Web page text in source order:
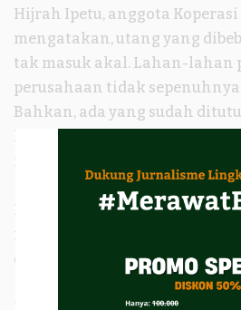
Hijrah Ipetu, anggota Koperasi
mengatakan, utang yang
tak masuk akal. Lahan-lahan
perusahaan tidak
Bahkan, ada yang sudah
karena tak ada pembersihan
melunasi uutang.
Parahnya lagi, perusahaan
informasi soal pembayaran
dipotong dari pembagian hasil